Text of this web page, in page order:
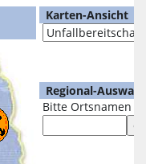
Karten-Ansicht
Regional-Auswahl
Bitte Ortsnamen